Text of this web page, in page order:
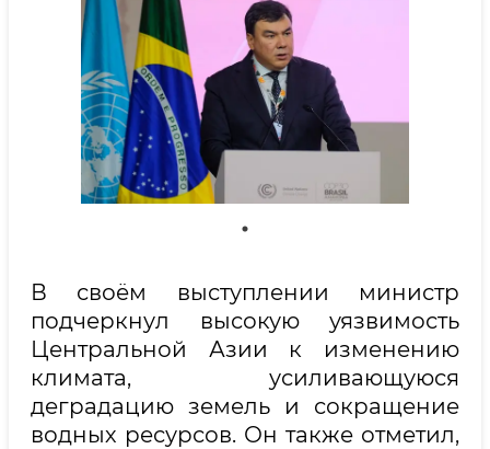
В своём выступлении министр
подчеркнул высокую уязвимость
Центральной Азии к изменению
климата, усиливающуюся
деградацию земель и сокращение
водных ресурсов. Он также отметил,